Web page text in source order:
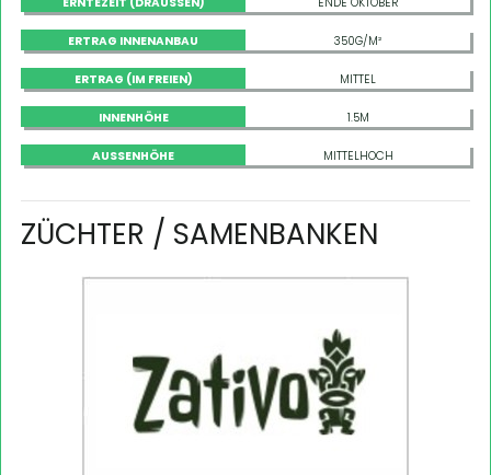
ERTRAG INNENANBAU 350G/M²
ERTRAG (IM FREIEN) MITTEL
INNENHÖHE 1.5M
AUSSENHÖHE MITTELHOCH
ZÜCHTER / SAMENBANKEN